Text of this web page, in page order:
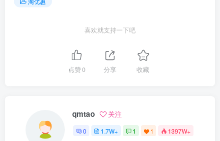
喜欢就支持一下吧
点赞0 分享 收藏
qmtao 关注
0 1.7W+ 1 1 1397W+